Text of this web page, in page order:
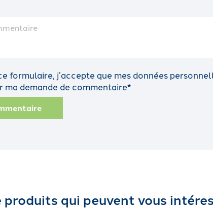
formulaire, j’accepte que mes données
demande de commentaire*
qui peuvent vous